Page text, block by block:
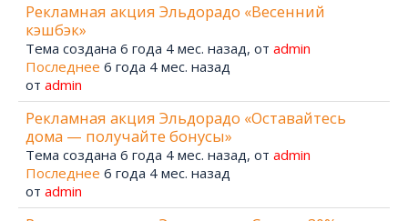
Рекламная акция Эльдорадо «Весенний
кэшбэк»
Тема создана 6 года 4 мес. назад, от admin
Последнее 6 года 4 мес. назад
от admin
Рекламная акция Эльдорадо «Оставайтесь
дома — получайте бонусы»
Тема создана 6 года 4 мес. назад, от admin
Последнее 6 года 4 мес. назад
от admin